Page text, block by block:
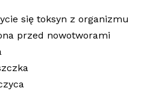
się toksyn z organizmu
przed nowotworami